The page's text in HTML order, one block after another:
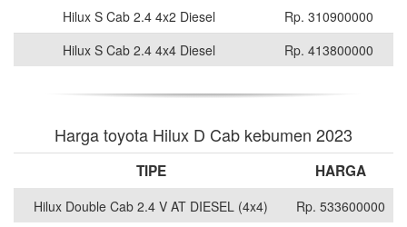
Hilux S Cab 2.4 4x2 Diesel
Rp. 310900000
Hilux S Cab 2.4 4x4 Diesel
Rp. 413800000
Harga toyota Hilux D Cab kebumen 2023
TIPE HARGA
Hilux Double Cab 2.4 V AT DIESEL (4x4) Rp. 533600000